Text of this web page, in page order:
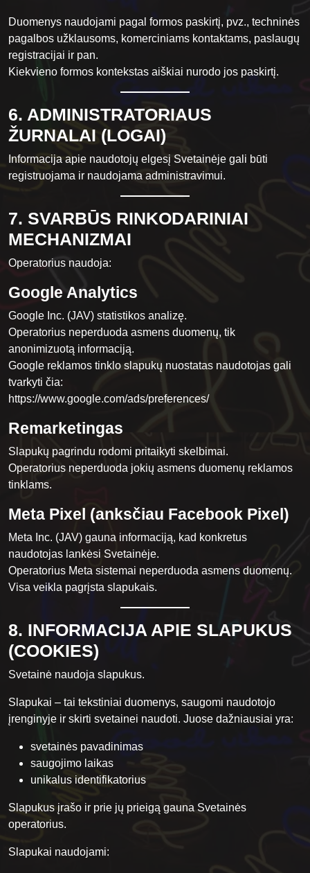
Duomenys naudojami pagal formos paskirtį, pvz., techninės
pagalbos užklausoms, komerciniams kontaktams, paslaugų
registracijai ir pan.
Kiekvieno formos kontekstas aiškiai nurodo jos paskirtį.
6. ADMINISTRATORIAUS
ŽURNALAI (LOGAI)
Informacija apie naudotojų elgesį Svetainėje gali būti
registruojama ir naudojama administravimui.
7. SVARBŪS RINKODARINIAI
MECHANIZMAI
Operatorius naudoja:
Google Analytics
Google Inc. (JAV) statistikos analizę.
Operatorius neperduoda asmens duomenų, tik
anonimizuotą informaciją.
Google reklamos tinklo slapukų nuostatas naudotojas gali
tvarkyti čia:
https://www.google.com/ads/preferences/
Remarketingas
Slapukų pagrindu rodomi pritaikyti skelbimai.
Operatorius neperduoda jokių asmens duomenų reklamos
tinklams.
Meta Pixel (anksčiau Facebook Pixel)
Meta Inc. (JAV) gauna informaciją, kad konkretus
naudotojas lankėsi Svetainėje.
Operatorius Meta sistemai neperduoda asmens duomenų.
Visa veikla pagrįsta slapukais.
8. INFORMACIJA APIE SLAPUKUS
(COOKIES)
Svetainė naudoja slapukus.
Slapukai – tai tekstiniai duomenys, saugomi naudotojo
įrenginyje ir skirti svetainei naudoti. Juose dažniausiai yra:
svetainės pavadinimas
saugojimo laikas
unikalus identifikatorius
Slapukus įrašo ir prie jų prieigą gauna Svetainės
operatorius.
Slapukai naudojami: